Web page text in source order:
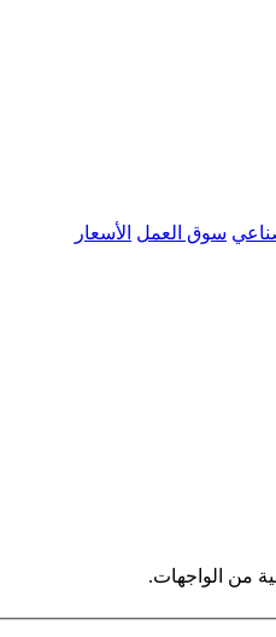
سوق العمل الأسعار
من الواجهات.